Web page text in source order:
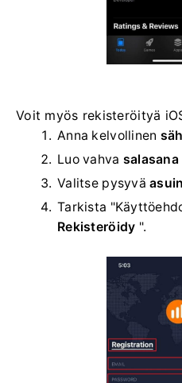
Voit myös rekisteröityä
Anna kelvollinen
Luo vahva salasana
Valitse pysyvä
Tarkista
Rekisteröidy ".